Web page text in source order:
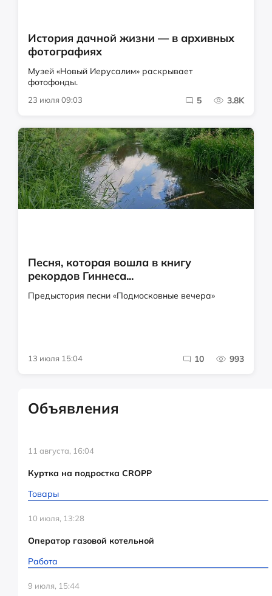
История дачной жизни — в архивных
фотографиях
Музей «Новый Иерусалим» раскрывает
фотофонды.
23 июля 09:03 5 3.8K
Песня, которая вошла в книгу
рекордов Гиннеса...
Предыстория песни «Подмосковные вечера»
13 июля 15:04 10 993
Объявления
11 августа, 16:04
Куртка на подростка CROPP
Товары
10 июля, 13:28
Оператор газовой котельной
Работа
9 июля, 15:44